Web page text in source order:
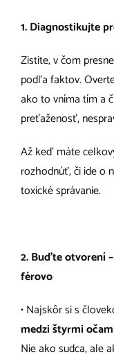
1. Diagnostikujte
Zistite, v čom
podľa faktov.
ako to vníma tím a
preťaženosť,
Až keď máte
rozhodnúť, či ide o
toxické správanie.
2. Buďte otvorení
férovo
• Najskôr si s
medzi štyrmi
Nie ako sudca, ale